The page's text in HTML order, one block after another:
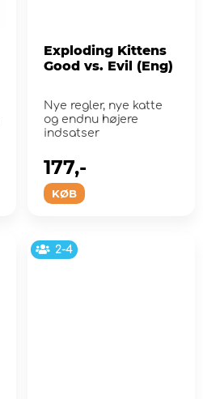
Exploding Kittens
Good vs. Evil (Eng)
Nye regler, nye katte
og endnu højere
indsatser
KØB
177,-
2-4